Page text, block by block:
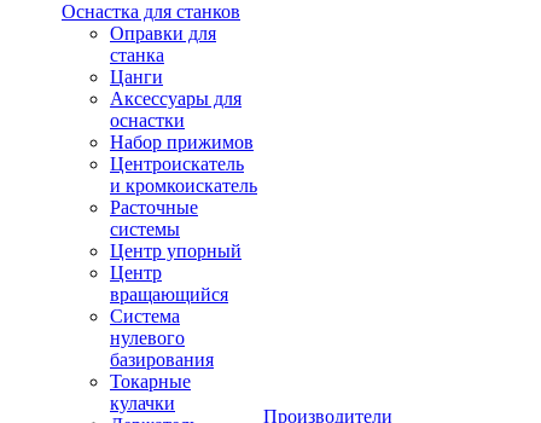
Оснастка для станков
Оправки для
станка
Цанги
Аксессуары для
оснастки
Набор прижимов
Центроискатель
и кромкоискатель
Расточные
системы
Центр упорный
Центр
вращающийся
Система
нулевого
базирования
Токарные
кулачки
Производители